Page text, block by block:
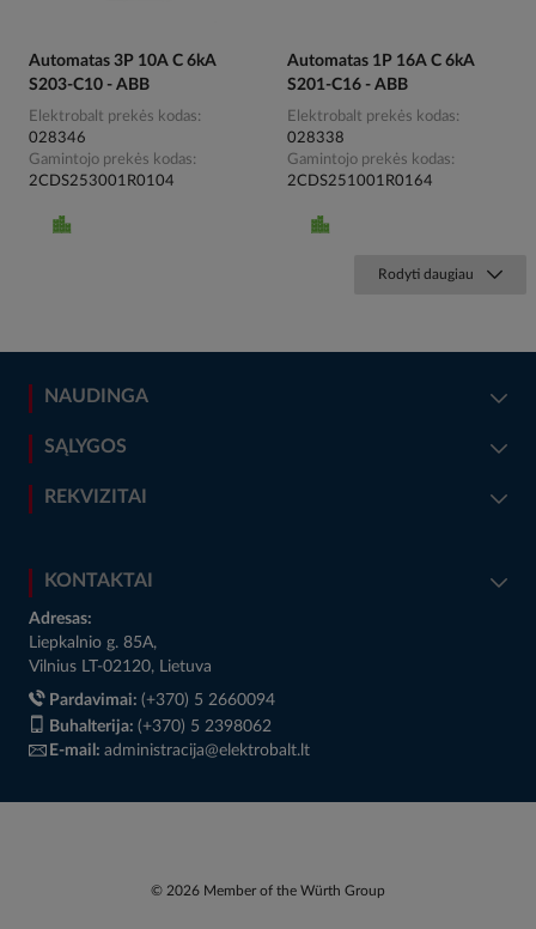
Automatas 3P 10A C 6kA
S203-C10 - ABB
Elektrobalt prekės kodas
028346
Gamintojo prekės kodas
2CDS253001R0104
Automatas 1P 16A C 6kA
S201-C16 - ABB
Elektrobalt prekės kodas
028338
Gamintojo prekės kodas
2CDS251001R0164
Rodyti daugiau
NAUDINGA
SĄLYGOS
REKVIZITAI
KONTAKTAI
Adresas:
Liepkalnio g. 85A,
Vilnius LT-02120, Lietuva
Pardavimai: (+370) 5 2660094
Buhalterija: (+370) 5 2398062
E-mail: administracija@elektrobalt.lt
© 2026 Member of the Würth Group